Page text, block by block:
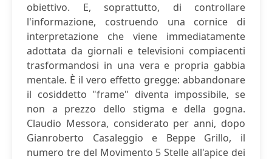
obiettivo. E, soprattutto, di controllare
l'informazione, costruendo una cornice di
interpretazione che viene immediatamente
adottata da giornali e televisioni compiacenti
trasformandosi in una vera e propria gabbia
mentale. È il vero effetto gregge: abbandonare
il cosiddetto "frame" diventa impossibile, se
non a prezzo dello stigma e della gogna.
Claudio Messora, considerato per anni, dopo
Gianroberto Casaleggio e Beppe Grillo, il
numero tre del Movimento 5 Stelle all'apice dei